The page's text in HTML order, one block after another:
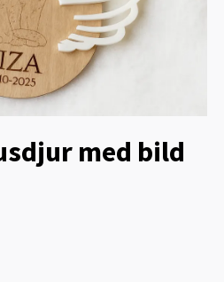
med bild